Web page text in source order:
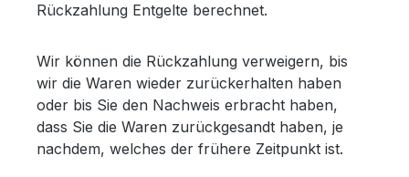
Rückzahlung Entgelte berechnet.
Wir können die Rückzahlung verweigern, bis
wir die Waren wieder zurückerhalten haben
oder bis Sie den Nachweis erbracht haben,
dass Sie die Waren zurückgesandt haben, je
nachdem, welches der frühere Zeitpunkt ist.